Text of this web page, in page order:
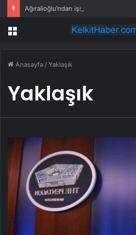
Menü
Anasayfa /Yaklaşık
Yaklaşık